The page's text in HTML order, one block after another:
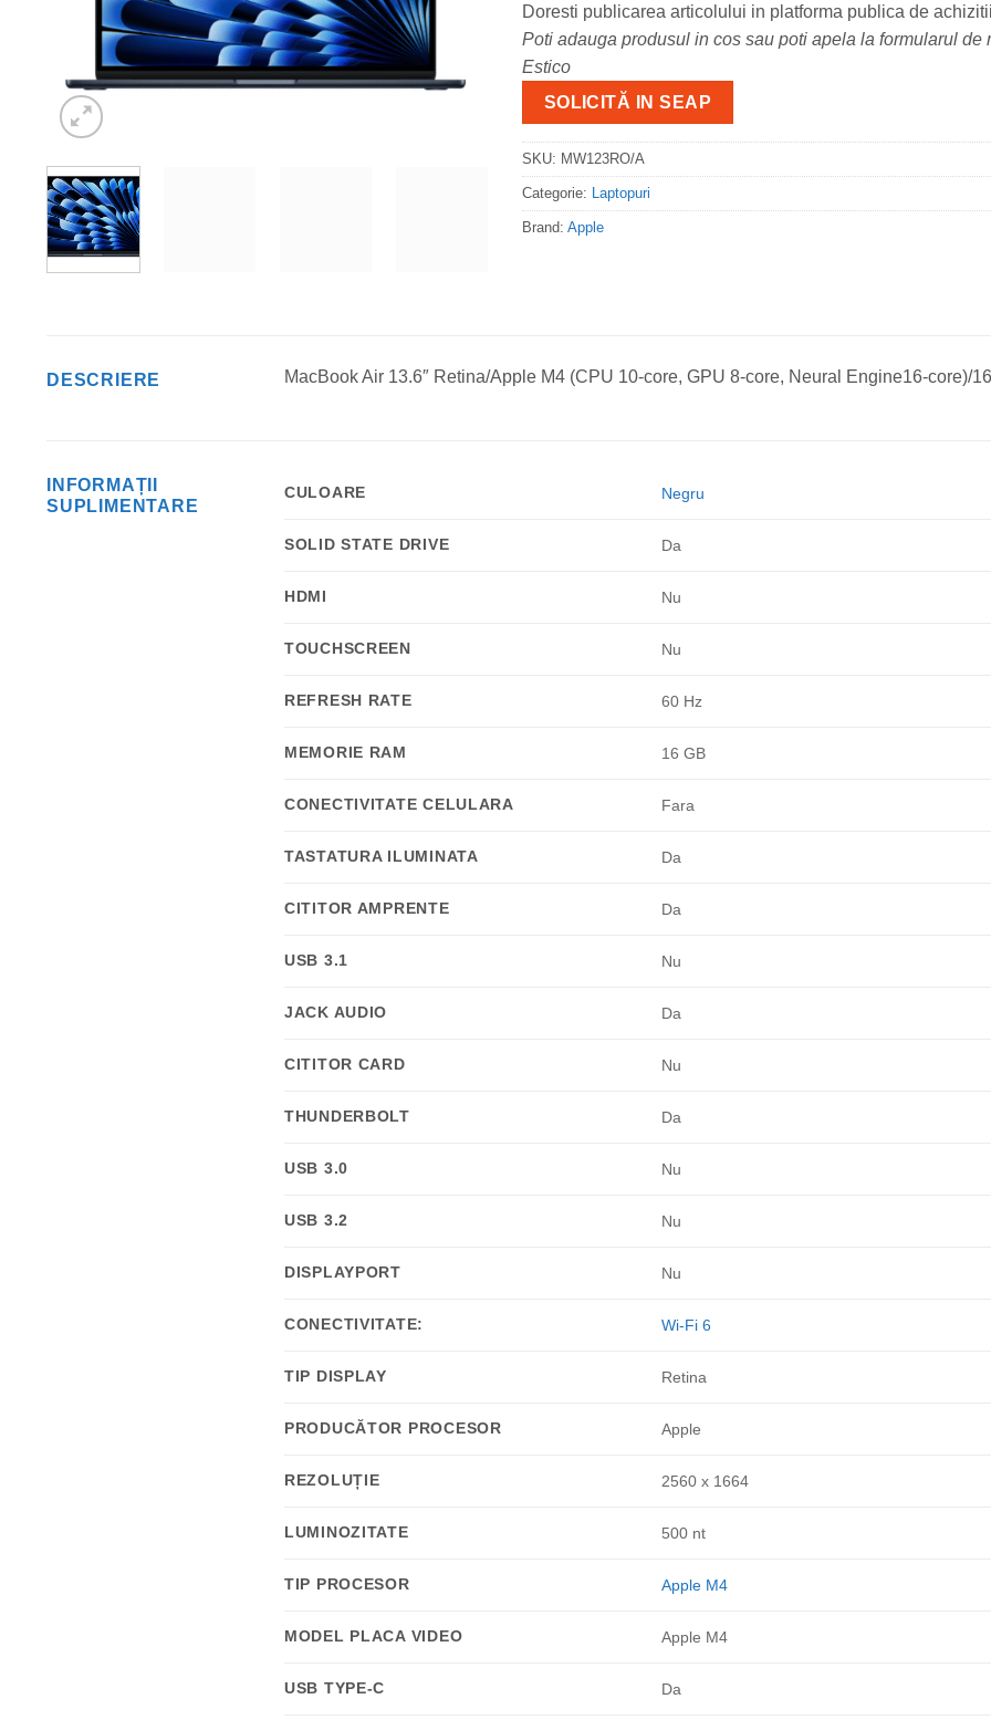
Doresti publicarea articolului in platforma publica de
Poti adauga produsul in cos sau poti apela la formularul
Estico
SOLICITĂ IN SEAP
SKU: MW123RO/A
Categorie: Laptopuri
Brand: Apple
DESCRIERE MacBook Air 13.6″ Retina/Apple M4 (CPU 10-core, GPU 8-core, Neural Engine16-core)/
INFORMAȚII
SUPLIMENTARE
CULOARE Negru
SOLID STATE DRIVE Da
HDMI Nu
TOUCHSCREEN Nu
REFRESH RATE 60 Hz
MEMORIE RAM 16 GB
CONECTIVITATE CELULARA Fara
TASTATURA ILUMINATA Da
CITITOR AMPRENTE Da
USB 3.1 Nu
JACK AUDIO Da
CITITOR CARD Nu
THUNDERBOLT Da
USB 3.0 Nu
USB 3.2 Nu
DISPLAYPORT Nu
CONECTIVITATE: Wi-Fi 6
TIP DISPLAY Retina
PRODUCĂTOR PROCESOR Apple
REZOLUȚIE 2560 x 1664
LUMINOZITATE 500 nt
TIP PROCESOR Apple M4
MODEL PLACA VIDEO Apple M4
USB TYPE-C Da